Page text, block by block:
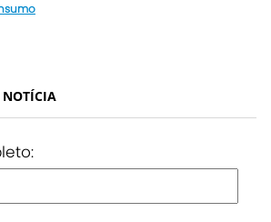
NOTÍCIA